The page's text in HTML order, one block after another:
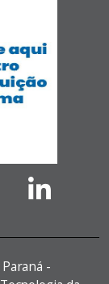
-